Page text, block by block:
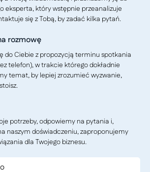
eksperta, który wstępnie przeanalizuje
się z Tobą, by zadać kilka pytań.
rozmowę
do Ciebie z propozycją terminu spotkania
telefon), w trakcie którego dokładnie
temat, by lepiej zrozumieć wyzwanie,
potrzeby, odpowiemy na pytania i,
naszym doświadczeniu, zaproponujemy
dla Twojego biznesu.